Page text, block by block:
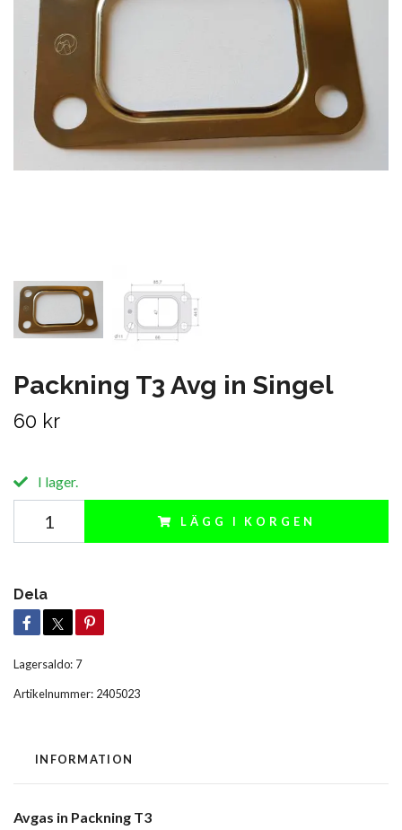
Packning T3 Avg in Singel
60 kr
I lager.
LÄGG I KORGEN
Dela
Lagersaldo: 7
Artikelnummer: 2405023
INFORMATION
Avgas in Packning T3